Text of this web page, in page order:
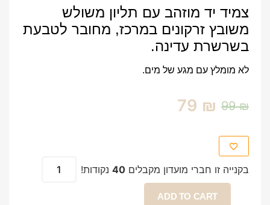
צמיד יד מוזהב עם תליון משולש
משובץ זרקונים במרכז, מחובר לטבעת
בשרשרת עדינה.
לא מומלץ עם מגע של מים.
99₪
79 ₪
בקנייה זו חברי מועדון מקבלים 40 נקודות!
ADD TO CART